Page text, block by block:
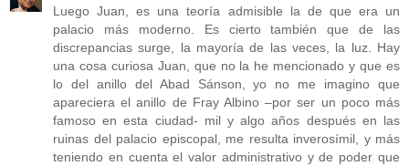
Luego Juan, es una teoría admisible la de que era un
palacio más moderno. Es cierto también que de las
discrepancias surge, la mayoría de las veces, la luz. Hay
una cosa curiosa Juan, que no la he mencionado y que es
lo del anillo del Abad Sánson, yo no me imagino que
apareciera el anillo de Fray Albino –por ser un poco más
famoso en esta ciudad- mil y algo años después en las
ruinas del palacio episcopal, me resulta inverosímil, y más
teniendo en cuenta el valor administrativo y de poder que